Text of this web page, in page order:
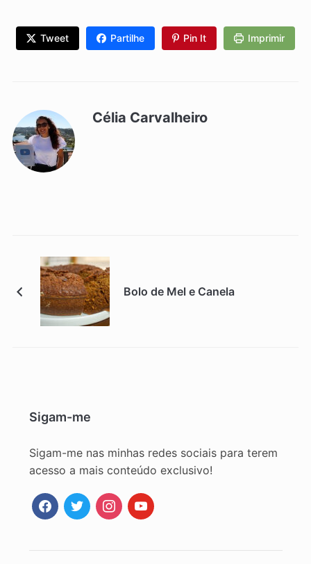
Tweet Partilhe Pin It Imprimir
Célia Carvalheiro
Bolo de Mel e Canela
Sigam-me
Sigam-me nas minhas redes sociais para terem
acesso a mais conteúdo exclusivo!
facebooktwitterinstagram
youtube